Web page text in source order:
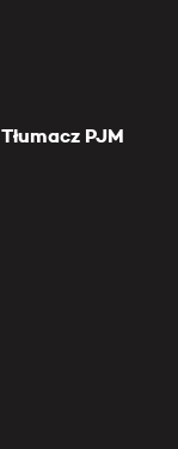
Tłumacz PJM